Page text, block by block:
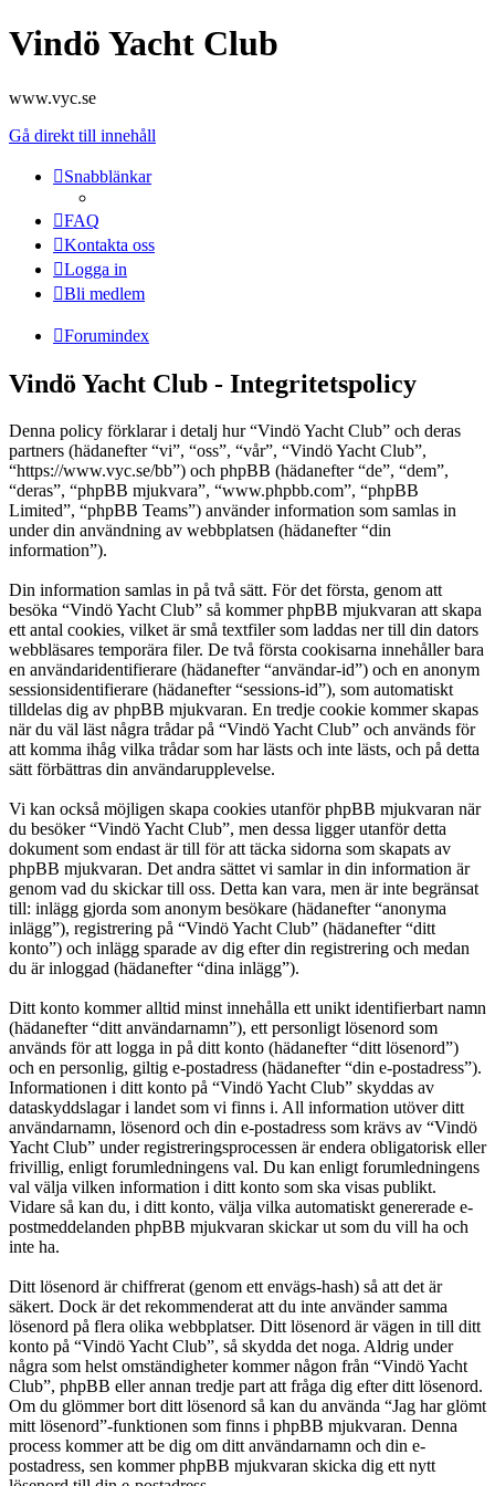
Vindö Yacht Club
www.vyc.se
Gå direkt till innehåll
Snabblänkar
FAQ
Kontakta oss
Logga in
Bli medlem
Forumindex
Vindö Yacht Club - Integritetspolicy
Denna policy förklarar i detalj hur “Vindö Yacht Club” och deras
partners (hädanefter “vi”, “oss”, “vår”, “Vindö Yacht Club”,
“https://www.vyc.se/bb”) och phpBB (hädanefter “de”, “dem”,
“deras”, “phpBB mjukvara”, “www.phpbb.com”, “phpBB
Limited”, “phpBB Teams”) använder information som samlas in
under din användning av webbplatsen (hädanefter “din
information”).
Din information samlas in på två sätt. För det första, genom att
besöka “Vindö Yacht Club” så kommer phpBB mjukvaran att skapa
ett antal cookies, vilket är små textfiler som laddas ner till din dators
webbläsares temporära filer. De två första cookisarna innehåller bara
en användaridentifierare (hädanefter “användar-id”) och en anonym
sessionsidentifierare (hädanefter “sessions-id”), som automatiskt
tilldelas dig av phpBB mjukvaran. En tredje cookie kommer skapas
när du väl läst några trådar på “Vindö Yacht Club” och används för
att komma ihåg vilka trådar som har lästs och inte lästs, och på detta
sätt förbättras din användarupplevelse.
Vi kan också möjligen skapa cookies utanför phpBB mjukvaran när
du besöker “Vindö Yacht Club”, men dessa ligger utanför detta
dokument som endast är till för att täcka sidorna som skapats av
phpBB mjukvaran. Det andra sättet vi samlar in din information är
genom vad du skickar till oss. Detta kan vara, men är inte begränsat
till: inlägg gjorda som anonym besökare (hädanefter “anonyma
inlägg”), registrering på “Vindö Yacht Club” (hädanefter “ditt
konto”) och inlägg sparade av dig efter din registrering och medan
du är inloggad (hädanefter “dina inlägg”).
Ditt konto kommer alltid minst innehålla ett unikt identifierbart namn
(hädanefter “ditt användarnamn”), ett personligt lösenord som
används för att logga in på ditt konto (hädanefter “ditt lösenord”)
och en personlig, giltig e-postadress (hädanefter “din e-postadress”).
Informationen i ditt konto på “Vindö Yacht Club” skyddas av
dataskyddslagar i landet som vi finns i. All information utöver ditt
användarnamn, lösenord och din e-postadress som krävs av “Vindö
Yacht Club” under registreringsprocessen är endera obligatorisk eller
frivillig, enligt forumledningens val. Du kan enligt forumledningens
val välja vilken information i ditt konto som ska visas publikt.
Vidare så kan du, i ditt konto, välja vilka automatiskt genererade e-
postmeddelanden phpBB mjukvaran skickar ut som du vill ha och
inte ha.
Ditt lösenord är chiffrerat (genom ett envägs-hash) så att det är
säkert. Dock är det rekommenderat att du inte använder samma
lösenord på flera olika webbplatser. Ditt lösenord är vägen in till ditt
konto på “Vindö Yacht Club”, så skydda det noga. Aldrig under
några som helst omständigheter kommer någon från “Vindö Yacht
Club”, phpBB eller annan tredje part att fråga dig efter ditt lösenord.
Om du glömmer bort ditt lösenord så kan du använda “Jag har glömt
mitt lösenord”-funktionen som finns i phpBB mjukvaran. Denna
process kommer att be dig om ditt användarnamn och din e-
postadress, sen kommer phpBB mjukvaran skicka dig ett nytt